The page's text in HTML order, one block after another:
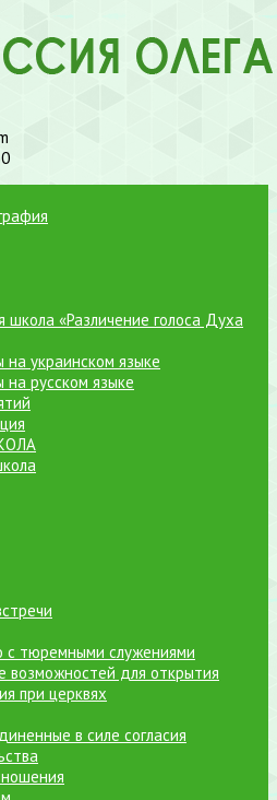
«Различение голоса Духа
на украинском языке
на русском языке
с тюремными служениями
возможностей для открытия
при церквях
в силе согласия